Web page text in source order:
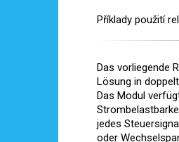
Příklady použití
Das vorliegende
Lösung in
Das Modul
jedes
oder